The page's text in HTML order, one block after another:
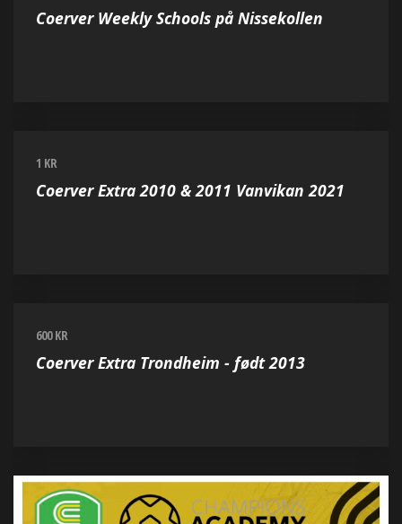
Coerver Weekly Schools på Nissekollen
1 KR
Coerver Extra 2010 & 2011 Vanvikan 2021
600 KR
Coerver Extra Trondheim - født 2013